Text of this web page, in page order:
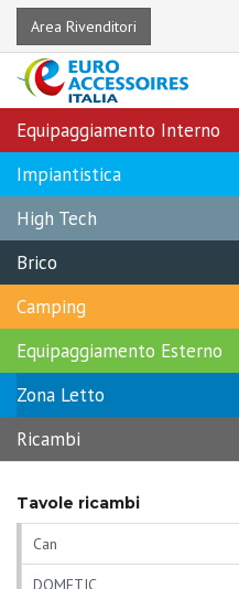
Area Rivenditori
Equipaggiamento Interno
Impiantistica
High Tech
Brico
Camping
Equipaggiamento Esterno
Zona Letto
Ricambi
Tavole ricambi
Can
DOMETIC